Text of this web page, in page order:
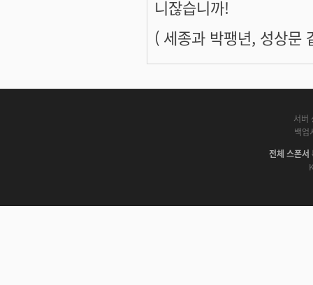
니잖습니까!
( 세종과 박팽년, 성상문
서버
백업
전체 스폰서